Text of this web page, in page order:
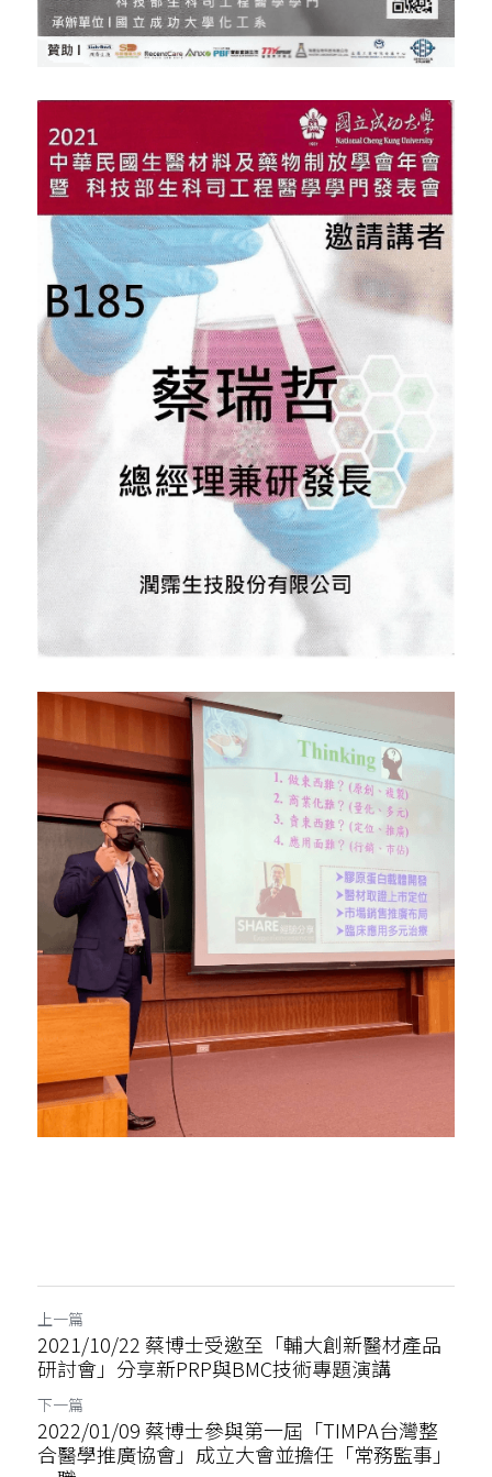
上一篇
2021/10/22 蔡博士受邀至「輔大創新醫材產品
研討會」分享新PRP與BMC技術專題演講
下一篇
2022/01/09 蔡博士參與第一屆「TIMPA台灣整
合醫學推廣協會」成立大會並擔任「常務監事」